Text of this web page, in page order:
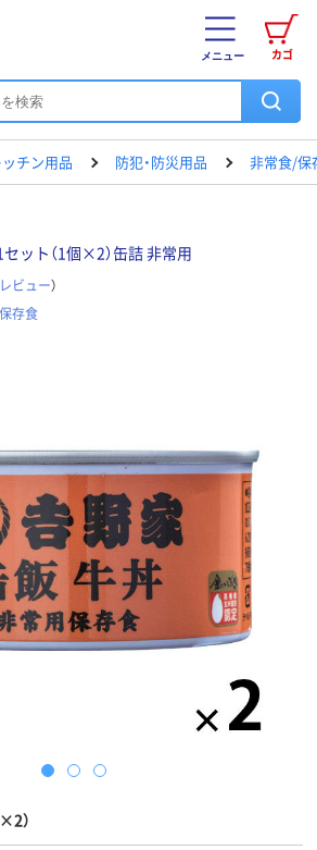
カゴ
メニュー
チン用品 防犯・防災用品 非常食/保
ット（1個×2）缶詰 非常用
ビュー）
存食
）